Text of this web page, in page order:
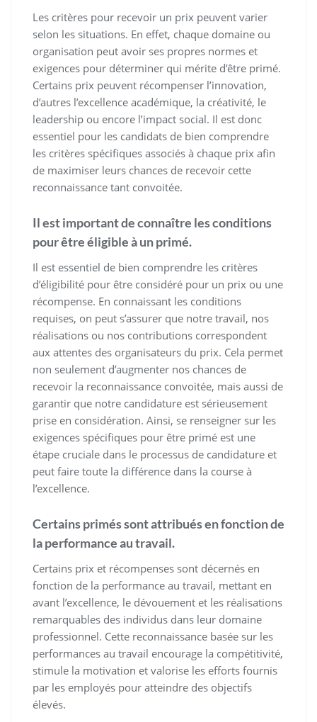
Les critères pour recevoir un prix peuvent varier
selon les situations. En effet, chaque domaine ou
organisation peut avoir ses propres normes et
exigences pour déterminer qui mérite d’être primé.
Certains prix peuvent récompenser l’innovation,
d’autres l’excellence académique, la créativité, le
leadership ou encore l’impact social. Il est donc
essentiel pour les candidats de bien comprendre
les critères spécifiques associés à chaque prix afin
de maximiser leurs chances de recevoir cette
reconnaissance tant convoitée.
Il est important de connaître les conditions
pour être éligible à un primé.
Il est essentiel de bien comprendre les critères
d’éligibilité pour être considéré pour un prix ou une
récompense. En connaissant les conditions
requises, on peut s’assurer que notre travail, nos
réalisations ou nos contributions correspondent
aux attentes des organisateurs du prix. Cela permet
non seulement d’augmenter nos chances de
recevoir la reconnaissance convoitée, mais aussi de
garantir que notre candidature est sérieusement
prise en considération. Ainsi, se renseigner sur les
exigences spécifiques pour être primé est une
étape cruciale dans le processus de candidature et
peut faire toute la différence dans la course à
l’excellence.
Certains primés sont attribués en fonction de
la performance au travail.
Certains prix et récompenses sont décernés en
fonction de la performance au travail, mettant en
avant l’excellence, le dévouement et les réalisations
remarquables des individus dans leur domaine
professionnel. Cette reconnaissance basée sur les
performances au travail encourage la compétitivité,
stimule la motivation et valorise les efforts fournis
par les employés pour atteindre des objectifs
élevés.